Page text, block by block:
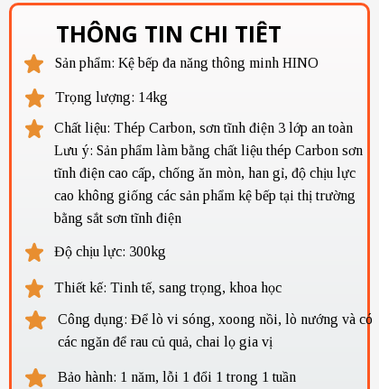
THÔNG TIN CHI TIÊT
Sản phẩm: Kệ bếp đa năng thông minh HINO
Trọng lượng: 14kg
Chất liệu: Thép Carbon, sơn tĩnh điện 3 lớp an toàn
Lưu ý: Sản phẩm làm bằng chất liệu thép Carbon sơn
tĩnh điện cao cấp, chống ăn mòn, han gỉ, độ chịu lực
cao không giống các sản phẩm kệ bếp tại thị trường
bằng sắt sơn tĩnh điện
Độ chịu lực: 300kg
Thiết kế: Tinh tế, sang trọng, khoa học
Công dụng: Để lò vi sóng, xoong nồi, lò nướng và có
các ngăn để rau củ quả, chai lọ gia vị
Bảo hành: 1 năm, lỗi 1 đổi 1 trong 1 tuần